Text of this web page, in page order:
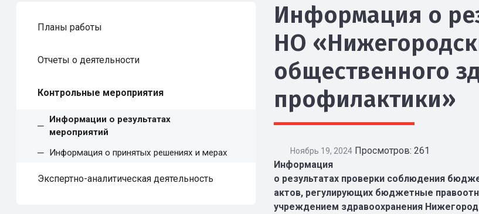
Планы работы
Отчеты о деятельности
Контрольные мероприятия
Информации о результатах
мероприятий
Информация о принятых решениях и мерах
Экспертно-аналитическая деятельность
Информация о
НО
общественного
профилактики»
Ноябрь 19, 2024 Просмотров: 261
Информация
о результатах проверки соблюдения
актов, регулирующих бюджетные
учреждением здравоохранения